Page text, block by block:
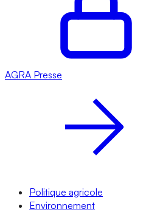
AGRA Presse
Politique agricole
Environnement